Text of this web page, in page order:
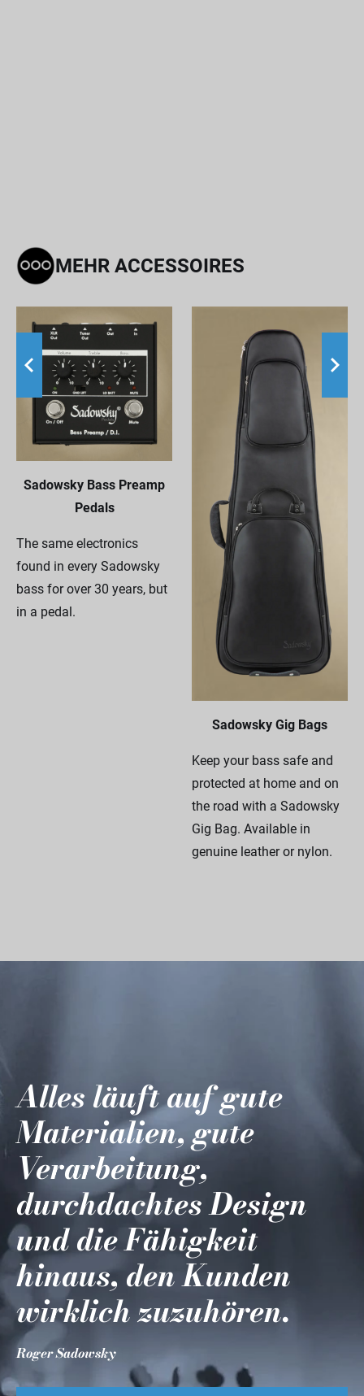
MEHR ACCESSOIRES
Sadowsky Bass Preamp
Pedals
The same electronics
found in every Sadowsky
bass for over 30 years, but
in a pedal.
Sadowsky Gig Bags
Keep your bass safe and
protected at home and on
the road with a Sadowsky
Gig Bag. Available in
genuine leather or nylon.
Alles läuft auf gute
Materialien, gute
Verarbeitung,
durchdachtes Design
und die Fähigkeit
hinaus, den Kunden
wirklich zuzuhören.
Roger Sadowsky